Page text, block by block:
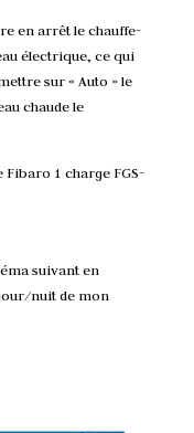
en arrêt le chauffe-
électrique, ce qui
sur « Auto » le
chaude le
Fibaro 1 charge FGS-
suivant en
nuit de mon